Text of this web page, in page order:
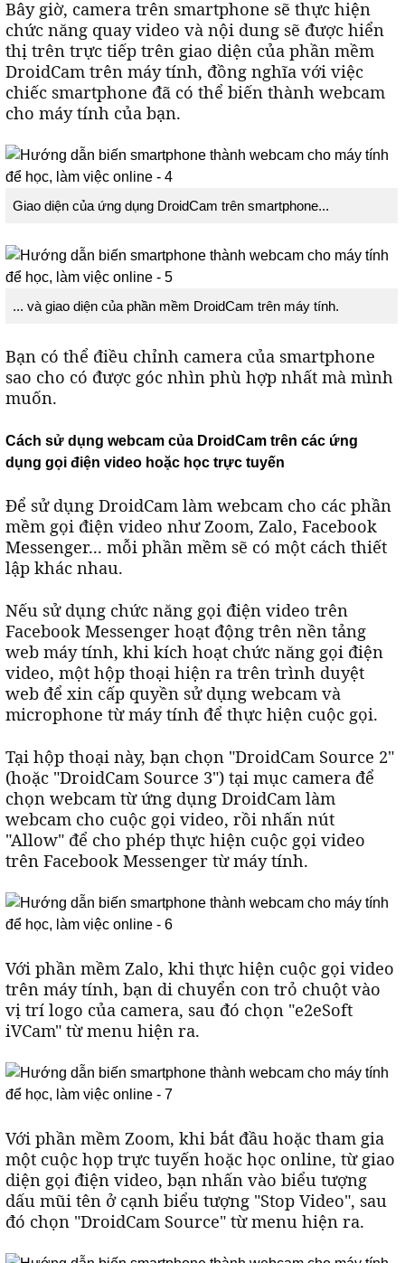
Bây giờ, camera trên smartphone sẽ thực hiện
chức năng quay video và nội dung sẽ được hiển
thị trên trực tiếp trên giao diện của phần mềm
DroidCam trên máy tính, đồng nghĩa với việc
chiếc smartphone đã có thể biến thành webcam
cho máy tính của bạn.
Giao diện của ứng dụng DroidCam trên smartphone...
... và giao diện của phần mềm DroidCam trên máy tính.
Bạn có thể điều chỉnh camera của smartphone
sao cho có được góc nhìn phù hợp nhất mà mình
muốn.
Cách sử dụng webcam của DroidCam trên các ứng
dụng gọi điện video hoặc học trực tuyến
Để sử dụng DroidCam làm webcam cho các phần
mềm gọi điện video như Zoom, Zalo, Facebook
Messenger... mỗi phần mềm sẽ có một cách thiết
lập khác nhau.
Nếu sử dụng chức năng gọi điện video trên
Facebook Messenger hoạt động trên nền tảng
web máy tính, khi kích hoạt chức năng gọi điện
video, một hộp thoại hiện ra trên trình duyệt
web để xin cấp quyền sử dụng webcam và
microphone từ máy tính để thực hiện cuộc gọi.
Tại hộp thoại này, bạn chọn "DroidCam Source 2"
(hoặc "DroidCam Source 3") tại mục camera để
chọn webcam từ ứng dụng DroidCam làm
webcam cho cuộc gọi video, rồi nhấn nút
"Allow" để cho phép thực hiện cuộc gọi video
trên Facebook Messenger từ máy tính.
Với phần mềm Zalo, khi thực hiện cuộc gọi video
trên máy tính, bạn di chuyển con trỏ chuột vào
vị trí logo của camera, sau đó chọn "e2eSoft
iVCam" từ menu hiện ra.
Với phần mềm Zoom, khi bắt đầu hoặc tham gia
một cuộc họp trực tuyến hoặc học online, từ giao
diện gọi điện video, bạn nhấn vào biểu tượng
dấu mũi tên ở cạnh biểu tượng "Stop Video", sau
đó chọn "DroidCam Source" từ menu hiện ra.